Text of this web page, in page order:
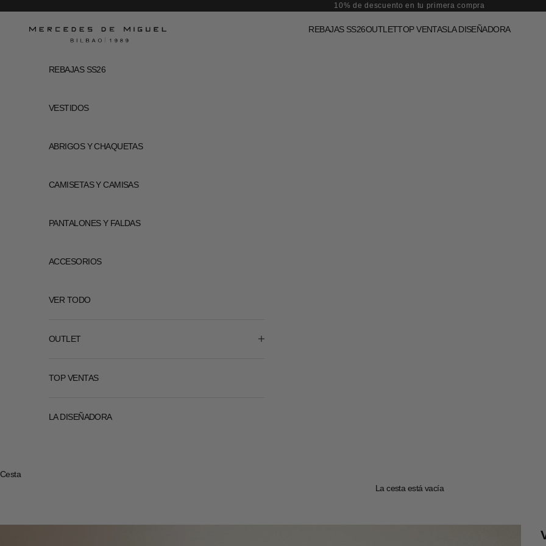
10% de descuento en tu primera compra
Mercedes de Miguel REBAJAS SS26OUTLETTOP VENTASLA DISEÑADORA
REBAJAS SS26
VESTIDOS
ABRIGOS Y CHAQUETAS
CAMISETAS Y CAMISAS
PANTALONES Y FALDAS
ACCESORIOS
VER TODO
OUTLET
TOP VENTAS
LA DISEÑADORA
Cesta
La cesta está vacía